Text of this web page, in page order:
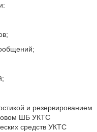
и резервированием
ШБ УКТС
средств УКТС